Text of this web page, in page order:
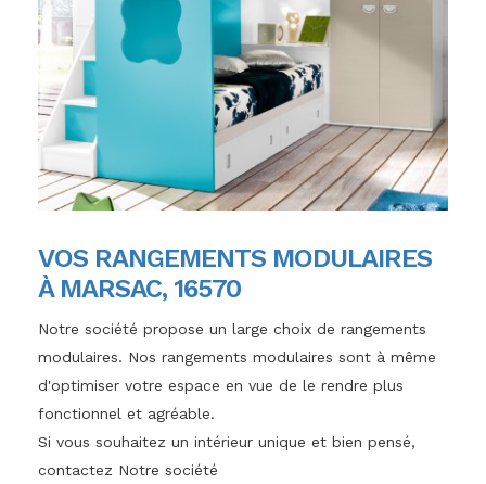
VOS RANGEMENTS MODULAIRES
À MARSAC, 16570
Notre société propose un large choix de rangements
modulaires. Nos rangements modulaires sont à même
d'optimiser votre espace en vue de le rendre plus
fonctionnel et agréable.
Si vous souhaitez un intérieur unique et bien pensé,
contactez Notre société